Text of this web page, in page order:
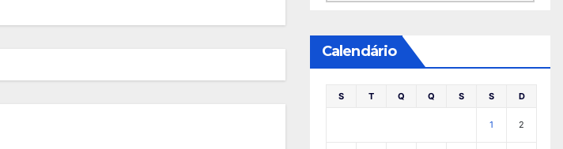
Calendário
S T Q Q S S D
1 2